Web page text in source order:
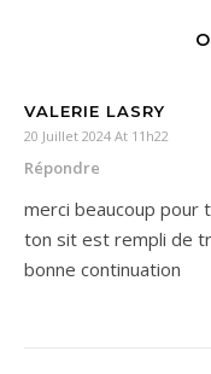
VALERIE LASRY
20 Juillet 2024 At 11h22
Répondre
merci beaucoup pour
ton sit est rempli de
bonne continuation